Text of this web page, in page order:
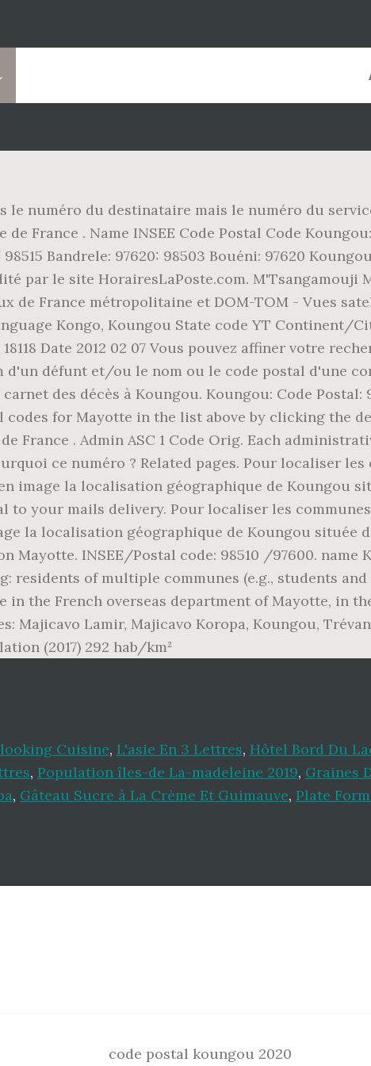
le numéro du destinataire mais le numéro du
France . Name INSEE Code Postal Code
98515 Bandrele: 97620: 98503 Bouéni: 97620
par le site HorairesLaPoste.com. M'Tsangamouji
de France métropolitaine et DOM-TOM - Vues
Kongo, Koungou State code YT Continent/
Date 2012 02 07 Vous pouvez affiner votre
défunt et/ou le nom ou le code postal d'une
des décès à Koungou. Koungou: Code
codes for Mayotte in the list above by clicking the
France . Admin ASC 1 Code Orig. Each
ce numéro ? Related pages. Pour localiser
image la localisation géographique de Koungou
to your mails delivery. Pour localiser les
la localisation géographique de Koungou située
Mayotte. INSEE/Postal code: 98510 /97600. name
residents of multiple communes (e.g., students
in the French overseas department of Mayotte, in
Majicavo Lamir, Majicavo Koropa, Koungou,
(2017) 292 hab/km²
Cuisine, L'asie En 3 Lettres, Hôtel Bord Du
, Population îles-de La-madeleine 2019, Graines
, Gâteau Sucre à La Crème Et Guimauve, Plate
code postal koungou 2020